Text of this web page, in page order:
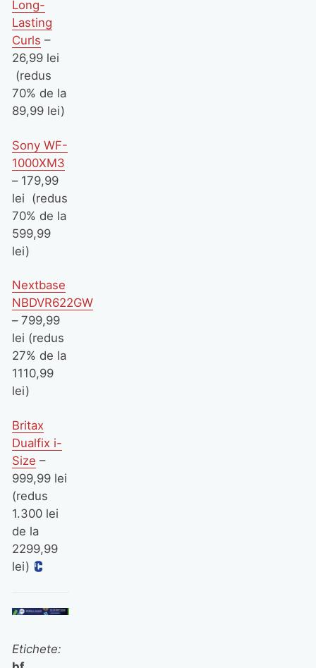
Long-
Lasting
Curls –
26,99 lei
(redus
70% de la
89,99 lei)
Sony WF-
1000XM3
– 179,99
lei (redus
70% de la
599,99
lei)
Nextbase
NBDVR622GW
– 799,99
lei (redus
27% de la
1110,99
lei)
Britax
Dualfix i-
Size –
999,99 lei
(redus
1.300 lei
de la
2299,99
lei)
Etichete: